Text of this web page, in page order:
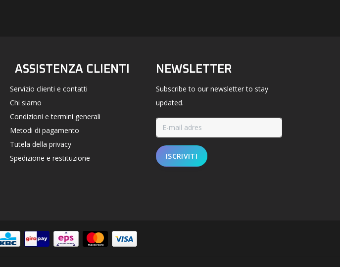
ASSISTENZA CLIENTI
Servizio clienti e contatti
Chi siamo
Condizioni e termini generali
Metodi di pagamento
Tutela della privacy
Spedizione e restituzione
NEWSLETTER
Subscribe to our newsletter to stay
updated.
ISCRIVITI